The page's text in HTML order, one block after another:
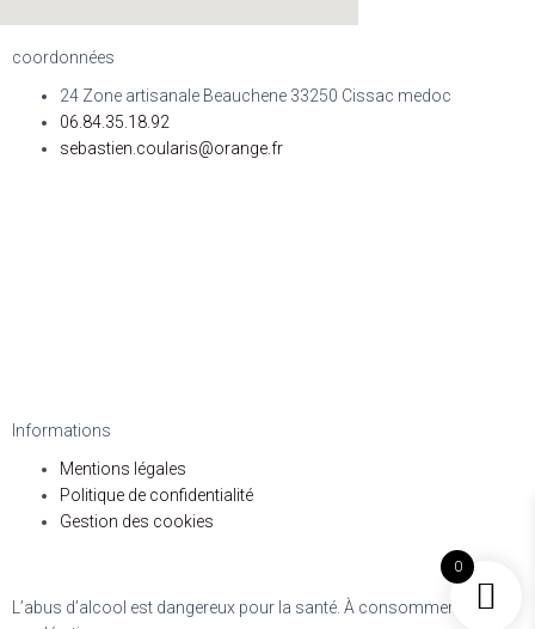
coordonnées
24 Zone artisanale Beauchene 33250 Cissac medoc
06.84.35.18.92
sebastien.coularis@orange.fr
Informations
Mentions légales
Politique de confidentialité
Gestion des cookies
L’abus d’alcool est dangereux pour la santé. À consommer avec
0